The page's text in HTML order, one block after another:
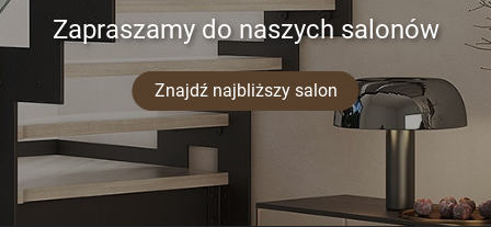
Zapraszamy do naszych salonów
Znajdź najbliższy salon